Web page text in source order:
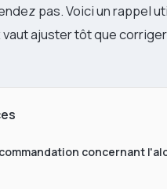
pas. Voici un rappel
vaut ajuster tôt que
concernant